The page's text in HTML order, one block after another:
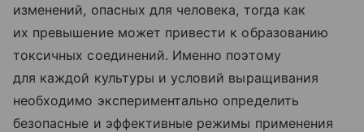
изменений, опасных для человека, тогда как
их превышение может привести к образованию
токсичных соединений. Именно поэтому
для каждой культуры и условий выращивания
необходимо экспериментально определить
безопасные и эффективные режимы применения